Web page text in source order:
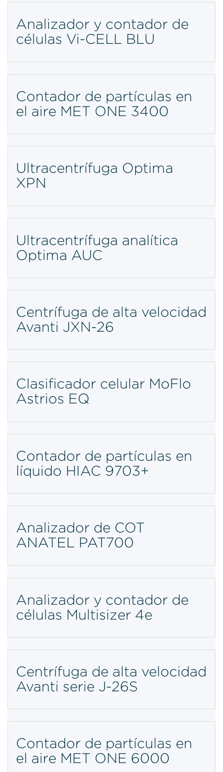
Analizador y contador de
células Vi-CELL BLU
Contador de partículas en
el aire MET ONE 3400
Ultracentrífuga Optima
XPN
Ultracentrífuga analítica
Optima AUC
Centrífuga de alta velocidad
Avanti JXN-26
Clasificador celular MoFlo
Astrios EQ
Contador de partículas en
líquido HIAC 9703+
Analizador de COT
ANATEL PAT700
Analizador y contador de
células Multisizer 4e
Centrífuga de alta velocidad
Avanti serie J-26S
Contador de partículas en
el aire MET ONE 6000